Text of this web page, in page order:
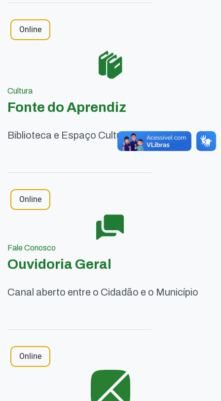
Online
Cultura
Fonte do Aprendiz
Biblioteca e Espaço Cultural
Online
Fale Conosco
Ouvidoria Geral
Canal aberto entre o Cidadão e o Município
Online